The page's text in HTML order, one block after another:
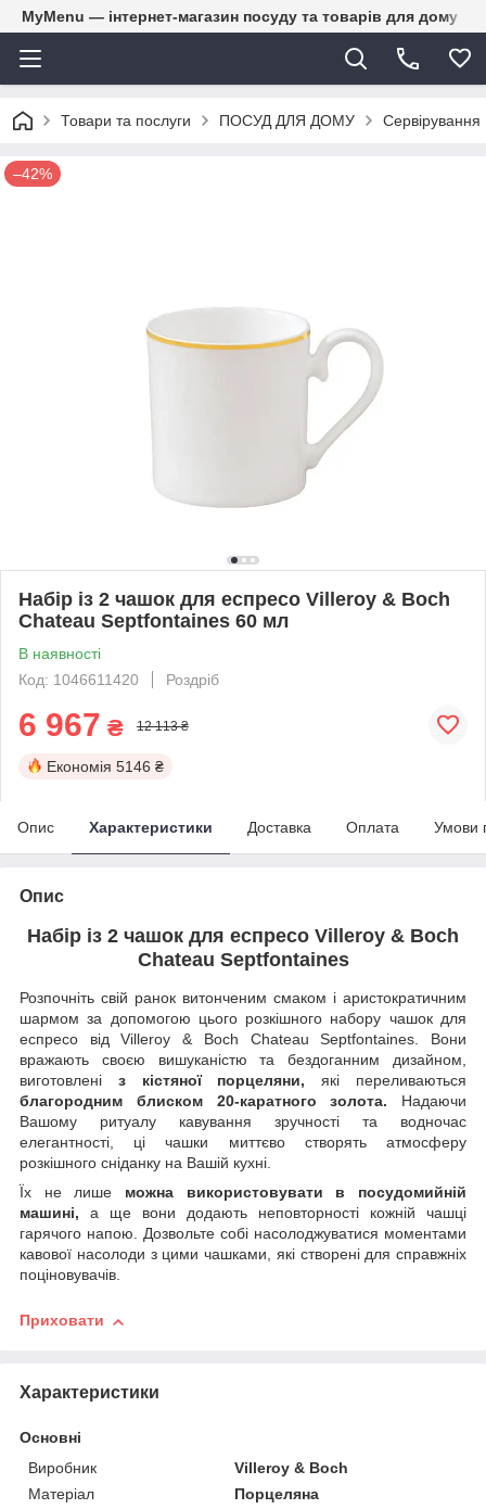
MyMenu — інтернет-магазин посуду та товарів для дому
Товари та послуги ПОСУД ДЛЯ ДОМУ Сервірування
–42%
Набір із 2 чашок для еспресо Villeroy & Boch
Chateau Septfontaines 60 мл
В наявності
Код: 1046611420
Роздріб
6 967 ₴ 12 113 ₴
Економія 5146 ₴
Опис Характеристики Доставка Оплата Умови
Опис
Набір із 2 чашок для еспресо Villeroy & Boch
Chateau Septfontaines
Розпочніть свій ранок витонченим смаком і аристократичним
шармом за допомогою цього розкішного набору чашок для
еспресо від Villeroy & Boch Chateau Septfontaines. Вони
вражають своєю вишуканістю та бездоганним дизайном,
виготовлені з кістяної порцеляни, які переливаються
благородним блиском 20-каратного золота. Надаючи
Вашому ритуалу кавування зручності та водночас
елегантності, ці чашки миттєво створять атмосферу
розкішного сніданку на Вашій кухні.
Їх не лише можна використовувати в посудомийній
машині, а ще вони додають неповторності кожній чашці
гарячого напою. Дозвольте собі насолоджуватися моментами
кавової насолоди з цими чашками, які створені для справжніх
поціновувачів.
Приховати
Характеристики
Основні
Виробник
Villeroy & Boch
Матеріал
Порцеляна